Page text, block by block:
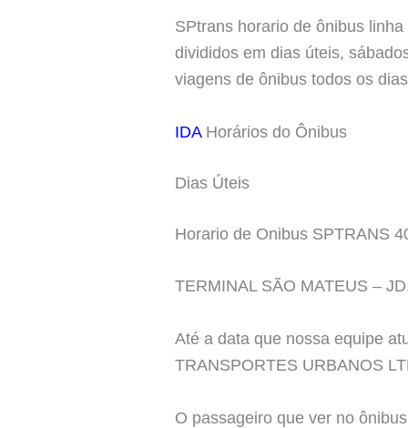
SPtrans horario de ônibus
divididos em dias úteis,
viagens de ônibus todos os
IDAHorários do Ônibus
Dias Úteis
Horario de Onibus SPTRANS
TERMINAL SÃO MATEUS –
Até a data que nossa equipe
TRANSPORTES URBANOS
O passageiro que ver no